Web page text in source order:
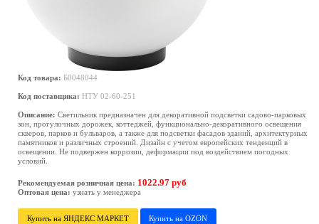
Код товара: Б0048044
Код поставщика: НТУ 02-60-251
Описание: Светильник предназначен для декоративной подсветки садово-парковых
зон, прогулочных дорожек, коттеджей, функционально-декоративного освещения
скверов, парков и бульваров, а также для подсветки фасадов зданий, архитектурных
памятников и различных строений. Дизайн с учетом европейских тенденций в
освещении. Не подвержен коррозии, деформации под воздействием погодных
условий.
Рекомендуемая розничная цена: 1022.97 руб
Оптовая цена: узнать у менеджера
Купить на ЯНДЕКС МАРКЕТ Купить на OZON